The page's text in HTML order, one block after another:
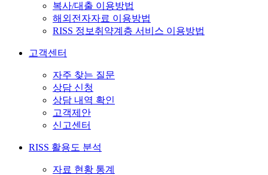
복사/대출 이용방법
해외전자자료 이용방법
RISS 정보취약계층 서비스 이용방법
고객센터
자주 찾는 질문
상담 신청
상담 내역 확인
고객제안
신고센터
RISS 활용도 분석
자료 현황 통계